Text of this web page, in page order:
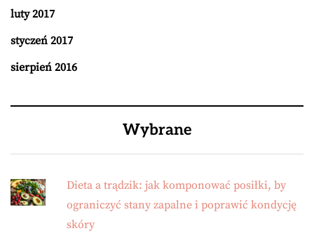
luty 2017
styczeń 2017
sierpień 2016
Wybrane
Dieta a trądzik: jak komponować posiłki, by
ograniczyć stany zapalne i poprawić kondycję
skóry